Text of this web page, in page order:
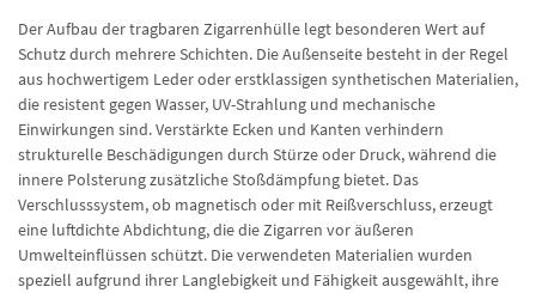
Der Aufbau der tragbaren Zigarrenhülle legt besonderen Wert auf
Schutz durch mehrere Schichten. Die Außenseite besteht in der Regel
aus hochwertigem Leder oder erstklassigen synthetischen Materialien,
die resistent gegen Wasser, UV-Strahlung und mechanische
Einwirkungen sind. Verstärkte Ecken und Kanten verhindern
strukturelle Beschädigungen durch Stürze oder Druck, während die
innere Polsterung zusätzliche Stoßdämpfung bietet. Das
Verschlusssystem, ob magnetisch oder mit Reißverschluss, erzeugt
eine luftdichte Abdichtung, die die Zigarren vor äußeren
Umwelteinflüssen schützt. Die verwendeten Materialien wurden
speziell aufgrund ihrer Langlebigkeit und Fähigkeit ausgewählt, ihre